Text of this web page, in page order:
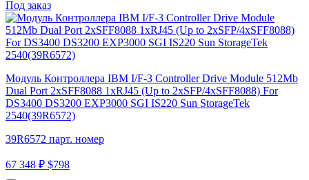
Под заказ
Модуль Контроллера IBM I/F-3 Controller Drive Module 512Mb
Dual Port 2xSFF8088 1xRJ45 (Up to 2xSFP/4xSFF8088) For
DS3400 DS3200 EXP3000 SGI IS220 Sun StorageTek
2540(39R6572)
39R6572 парт. номер
67 348 ₽ $798